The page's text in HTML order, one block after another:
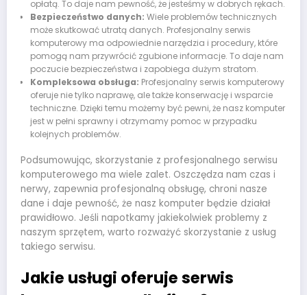
opłatą. To daje nam pewność, że jesteśmy w dobrych rękach.
Bezpieczeństwo danych: Wiele problemów technicznych
może skutkować utratą danych. Profesjonalny serwis
komputerowy ma odpowiednie narzędzia i procedury, które
pomogą nam przywrócić zgubione informacje. To daje nam
poczucie bezpieczeństwa i zapobiega dużym stratom.
Kompleksowa obsługa: Profesjonalny serwis komputerowy
oferuje nie tylko naprawę, ale także konserwację i wsparcie
techniczne. Dzięki temu możemy być pewni, że nasz komputer
jest w pełni sprawny i otrzymamy pomoc w przypadku
kolejnych problemów.
Podsumowując, skorzystanie z profesjonalnego serwisu
komputerowego ma wiele zalet. Oszczędza nam czas i
nerwy, zapewnia profesjonalną obsługę, chroni nasze
dane i daje pewność, że nasz komputer będzie działał
prawidłowo. Jeśli napotkamy jakiekolwiek problemy z
naszym sprzętem, warto rozważyć skorzystanie z usług
takiego serwisu.
Jakie usługi oferuje serwis